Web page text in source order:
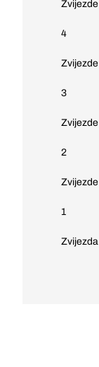
Zvijezde
4
Zvijezde
3
Zvijezde
2
Zvijezde
1
Zvijezda